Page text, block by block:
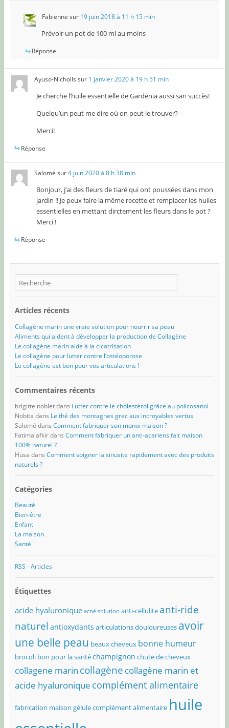
Fabienne sur 19 juin 2018 à 11 h 15 min
Prévoir un pot de 100 ml au moins
Réponse
Ayuso-Nicholls sur 1 janvier 2020 à 19 h 51 min
Je cherche l’huile essentielle de Gardénia aussi san succès!
Quelqu’un peut me dire où on peut le trouver?
Merci!
Réponse
Salomé sur4 juin 2020 à 8 h 38 min
Bonjour, j’ai des fleurs de tiaré qui ont poussées dans mon
jardin !! Je peux faire la même recette et remplacer les huiles
essentielles en mettant dirctement les fleurs dans le pot ?
Merci !
Réponse
Articles récents
Collagène marin une vraie solution pour nourrir sa peau
Aliments qui aident à développer la production de Collagène
Le collagène marin aide à la cicatrisation
Le collagène pour lutter contre l’ostéoporose
Le collagène est bon pour vos articulations !
Commentaires récents
brigitte nobletdans Lutter contre le cholestérol grâce au policosanol
Nobita dans Le thé des montagnes grec aux incroyables vertus
Salomé dans Comment fabriquer son monoï maison ?
Fatima afkirdans Comment fabriquer un anti-acariens fait maison
100% naturel ?
Husa dans Comment soigner la sinusite rapidement avec des produits
naturels ?
Catégories
Beauté
Bien-être
Enfant
La maison
Santé
RSS - Articles
Étiquettes
acide hyaluronique acné solution anti-cellulite anti-ride
naturel antioxydants articulations douloureuses avoir
une belle peau beaux cheveux bonne humeur
brocoli bon pour la santé champignon chute de cheveux
collagene marin collagène collagène marin et
acide hyaluronique complément alimentaire
fabrication maison gélule complément alimentaire huile